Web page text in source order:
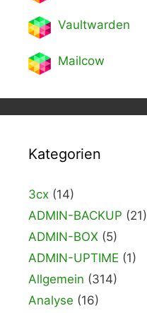
Vaultwarden
Mailcow
Kategorien
3cx (14)
ADMIN-BACKUP (21)
ADMIN-BOX (5)
ADMIN-UPTIME (1)
Allgemein (314)
Analyse (16)